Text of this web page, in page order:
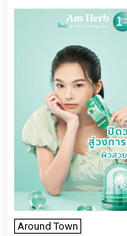
Around Town